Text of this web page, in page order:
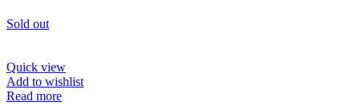
Sold out
Quick view
Add to wishlist
Read more